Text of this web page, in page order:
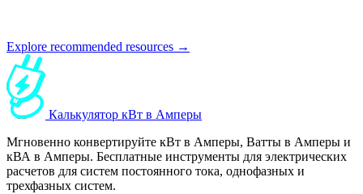
Explore recommended resources →
Калькулятор кВт в Амперы
Мгновенно конвертируйте кВт в Амперы, Ватты в Амперы и
кВА в Амперы. Бесплатные инструменты для электрических
расчетов для систем постоянного тока, однофазных и
трехфазных систем.